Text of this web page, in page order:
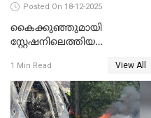
Posted On 18-12-2025
കൈക്കുഞ്ഞുമായി
സ്റ്റേഷനിലെത്തിയ
കരണത്തടിച്ചു; CC ടിവി
ദൃശ്യങ്ങൾ പുറത്ത്
1 Min Read View All